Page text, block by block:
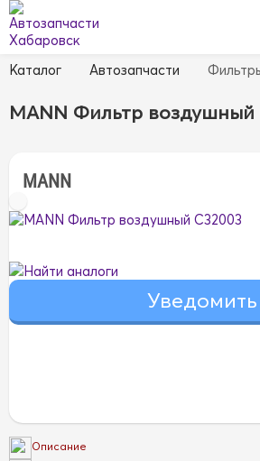
Каталог Автозапчасти
MANN Фильтр воздушный
MANN
Найти аналоги
Описание